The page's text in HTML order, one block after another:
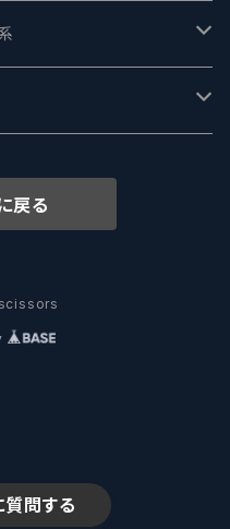
質問する
Brewing
ジー
レーターズ
戻る